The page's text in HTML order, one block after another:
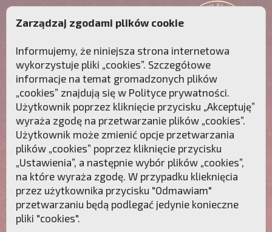
Przebudźmy sumienia Polaków!
Polonia
Christiana
PCh24.pl
Przymierze
Zarządzaj zgodami plików cookie
Informujemy, że niniejsza strona internetowa
wykorzystuje pliki „cookies”. Szczegółowe
informacje na temat gromadzonych plików
„cookies” znajdują się w Polityce prywatności.
Użytkownik poprzez kliknięcie przycisku „Akceptuję”
wyraża zgodę na przetwarzanie plików „cookies”.
Użytkownik może zmienić opcje przetwarzania
plików „cookies” poprzez kliknięcie przycisku
„Ustawienia”, a następnie wybór plików „cookies”,
na które wyraża zgodę. W przypadku klieknięcia
przez użytkownika przycisku "Odmawiam"
przetwarzaniu będą podlegać jedynie konieczne
pliki "cookies".